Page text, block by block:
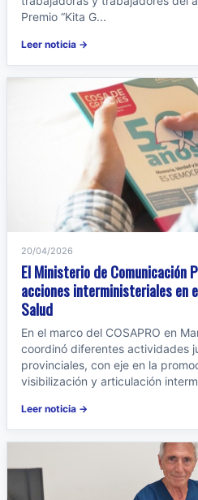
Premio “Kita G...
Leer noticia →
20/04/2026
El Ministerio de Comunicación
acciones interministeriales en
Salud
En el marco del COSAPRO en
coordinó diferentes actividades
provinciales, con eje en la
visibilización y articulación
Leer noticia →